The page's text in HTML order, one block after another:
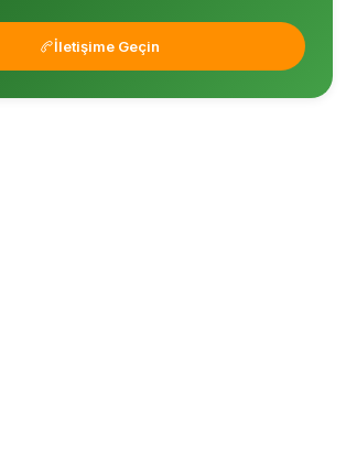
İletişime Geçin